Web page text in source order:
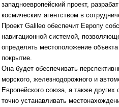
западноевропейский проект,
космическим агентством в
Проект Galileo обеспечит Европу
навигационной системой,
определять местоположение
покрытие.
Она будет обеспечивать
морского, железнодорожного и
Европейского союза, а также
точно устанавливать